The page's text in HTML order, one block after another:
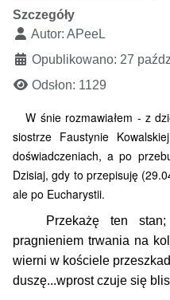
Szczegóły
Autor: APeeL
Opublikowano: 27
Odsłon: 1129
W śnie rozmawiałem - z
siostrze Faustynie
doświadczeniach, a po
Dzisiaj, gdy to przepisuję
ale po Eucharystii.
Przekażę ten stan;
pragnieniem trwania na
wierni w kościele
duszę...wprost czuje się